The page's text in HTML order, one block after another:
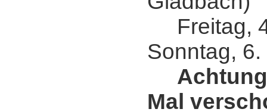
Freitag,
Sonntag,
Mal